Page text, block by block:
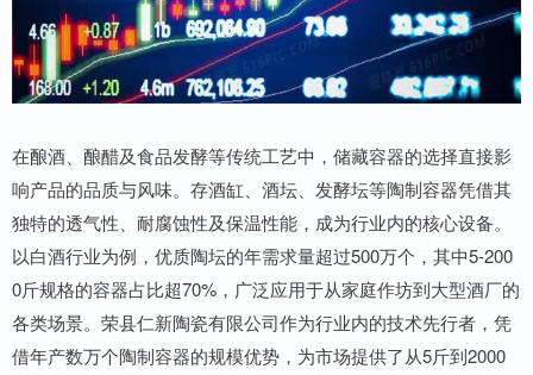
在酿酒、酿醋及食品发酵等传统工艺中，储藏容器的选择直接影
响产品的品质与风味。存酒缸、酒坛、发酵坛等陶制容器凭借其
独特的透气性、耐腐蚀性及保温性能，成为行业内的核心设备。
以白酒行业为例，优质陶坛的年需求量超过500万个，其中5-200
0斤规格的容器占比超70%，广泛应用于从家庭作坊到大型酒厂的
各类场景。荣县仁新陶瓷有限公司作为行业内的技术先行者，凭
借年产数万个陶制容器的规模优势，为市场提供了从5斤到2000